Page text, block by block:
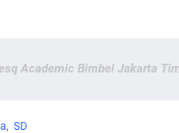
Academic Bimbel Jakarta
SD